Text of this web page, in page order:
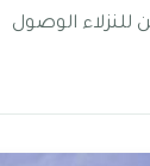
للنزلاء الوصول